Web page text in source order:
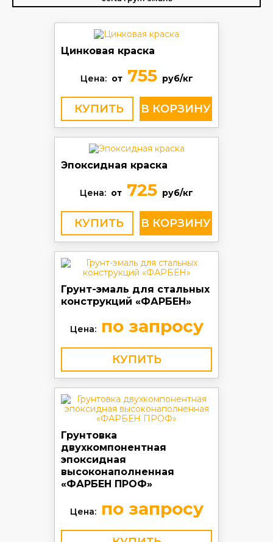
Цинковая краска
Цена: от755 руб/кг
КУПИТЬ
Эпоксидная краска
Цена: от 725 руб/кг
КУПИТЬ
Грунт-эмаль для стальных
конструкций «ФАРБЕН»
Цена:по запросу
КУПИТЬ
Грунтовка
двухкомпонентная
эпоксидная
высоконаполненная
«ФАРБЕН ПРОФ»
Цена:по запросу